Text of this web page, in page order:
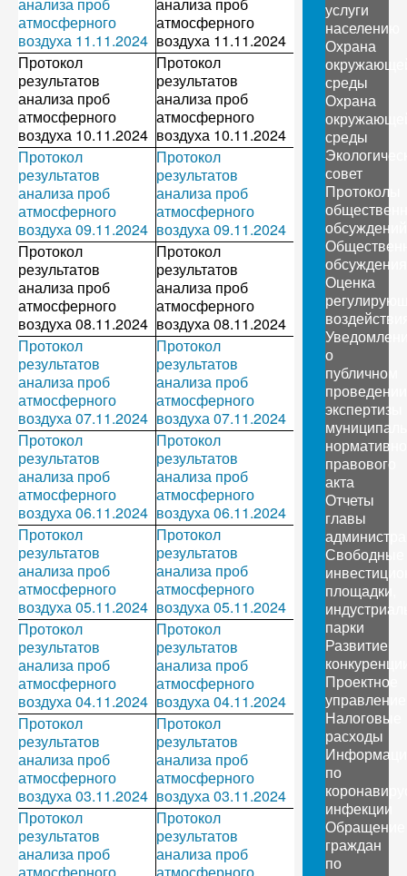
атмосферного
воздуха 11.11.2024
атмосферного
воздуха 11.11.2024
Протокол
результатов
анализа проб
атмосферного
воздуха 10.11.2024
Протокол
результатов
анализа проб
атмосферного
воздуха 10.11.2024
Протокол
результатов
анализа проб
атмосферного
воздуха 09.11.2024
Протокол
результатов
анализа проб
атмосферного
воздуха 09.11.2024
Протокол
результатов
анализа проб
атмосферного
воздуха 08.11.2024
Протокол
результатов
анализа проб
атмосферного
воздуха 08.11.2024
Протокол
результатов
анализа проб
атмосферного
воздуха 07.11.2024
Протокол
результатов
анализа проб
атмосферного
воздуха 07.11.2024
Протокол
результатов
анализа проб
атмосферного
воздуха 06.11.2024
Протокол
результатов
анализа проб
атмосферного
воздуха 06.11.2024
Протокол
результатов
анализа проб
атмосферного
воздуха 05.11.2024
Протокол
результатов
анализа проб
атмосферного
воздуха 05.11.2024
Протокол
результатов
анализа проб
атмосферного
воздуха 04.11.2024
Протокол
результатов
анализа проб
атмосферного
воздуха 04.11.2024
Протокол
результатов
анализа проб
атмосферного
воздуха 03.11.2024
Протокол
результатов
анализа проб
атмосферного
воздуха 03.11.2024
Протокол
результатов
анализа проб
Протокол
результатов
анализа проб
услуги
населению
Охрана
среды
Охрана
среды
совет
Протоколы
обсуждений
обсуждения
Оценка
о
публичном
проведении
экспертизы
правового
акта
Отчеты
главы
Свободные
площадки,
парки
Развитие
Проектное
управление
Налоговые
расходы
по
инфекции
Обращение
граждан
по